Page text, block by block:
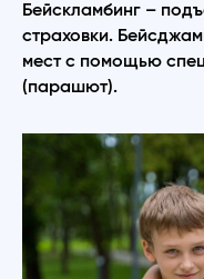
Бейскламбинг –
страховки.
мест с помощью
(парашют).